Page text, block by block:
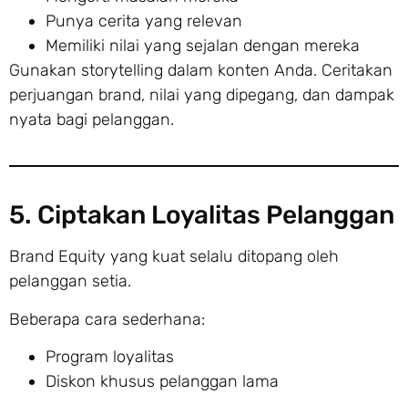
Punya cerita yang relevan
Memiliki nilai yang sejalan dengan mereka
Gunakan storytelling dalam konten Anda. Ceritakan
perjuangan brand, nilai yang dipegang, dan dampak
nyata bagi pelanggan.
5. Ciptakan Loyalitas Pelanggan
Brand Equity yang kuat selalu ditopang oleh
pelanggan setia.
Beberapa cara sederhana:
Program loyalitas
Diskon khusus pelanggan lama